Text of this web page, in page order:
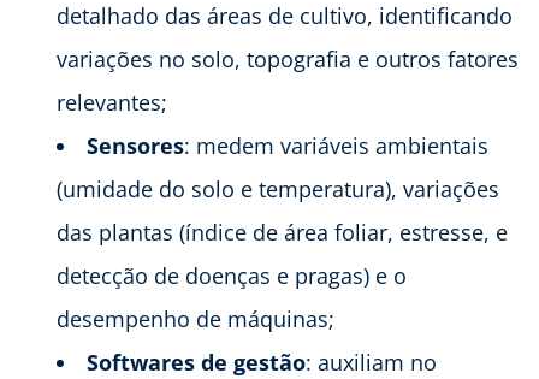
detalhado das áreas de cultivo, identificando
variações no solo, topografia e outros fatores
relevantes;
Sensores: medem variáveis ambientais
(umidade do solo e temperatura), variações
das plantas (índice de área foliar, estresse, e
detecção de doenças e pragas) e o
desempenho de máquinas;
Softwares de gestão: auxiliam no